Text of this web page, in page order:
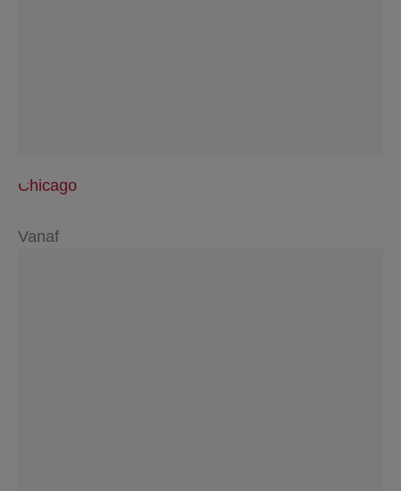
Chicago
Vanaf